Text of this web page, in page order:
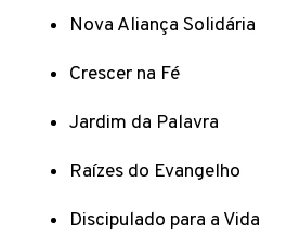
Nova Aliança Solidária
Crescer na Fé
Jardim da Palavra
Raízes do Evangelho
Discipulado para a Vida